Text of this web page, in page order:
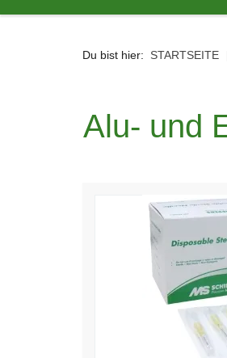
Du bist hier: STARTSEITE
Alu- und